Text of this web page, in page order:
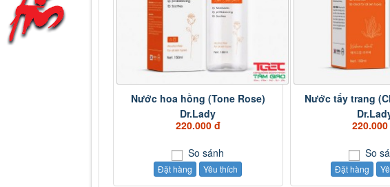
Nước hoa hồng (Tone Rose)
Dr.Lady
220.000 đ
So sánh
Đặt hàng Yêu thích
Nước tẩy trang
So
Đặt hàng